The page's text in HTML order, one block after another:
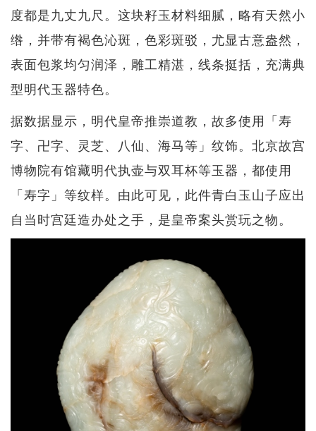
度都是九丈九尺。这块籽玉材料细腻，略有天然小
绺，并带有褐色沁斑，色彩斑驳，尤显古意盎然，
表面包浆均匀润泽，雕工精湛，线条挺括，充满典
型明代玉器特色。
据数据显示，明代皇帝推崇道教，故多使用「寿
字、卍字、灵芝、八仙、海马等」纹饰。北京故宫
博物院有馆藏明代执壶与双耳杯等玉器，都使用
「寿字」等纹样。由此可见，此件青白玉山子应出
自当时宫廷造办处之手，是皇帝案头赏玩之物。